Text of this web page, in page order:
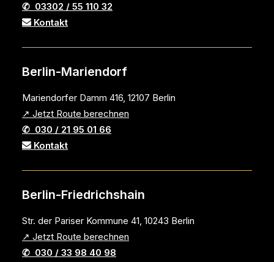
✆ 03302 / 55 110 32
Kontakt
Berlin-Mariendorf
Mariendorfer Damm 416, 12107 Berlin
↗ Jetzt Route berechnen
✆ 030 / 21 95 01 66
Kontakt
Berlin-Friedrichshain
Str. der Pariser Kommune 41, 10243 Berlin
↗ Jetzt Route berechnen
✆ 030 / 33 98 40 98